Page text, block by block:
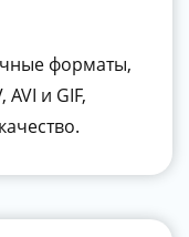
форматы,
и GIF,